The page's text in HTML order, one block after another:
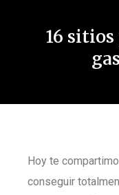
16
Hoy te
conseguir